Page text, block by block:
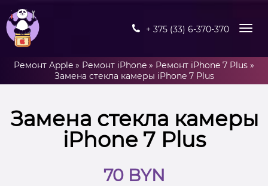
+ 375 (33) 6-370-370
Ремонт Apple » Ремонт iPhone » Ремонт iPhone 7 Plus »
Замена стекла камеры iPhone 7 Plus
Замена стекла камеры
iPhone 7 Plus
70 BYN